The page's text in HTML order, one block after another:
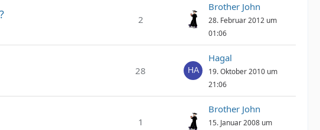
2
Brother John
28. Februar 2012 um
01:06
28
Hagal
19. Oktober 2010 um
21:06
1
Brother John
15. Januar 2008 um